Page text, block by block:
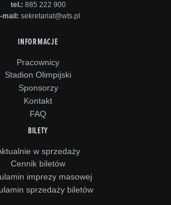
tel.: 885 222 900
mail: sekretariat@wts.pl
INFORMACJE
Pracownicy
Stadion Olimpijski
Sponsorzy
Kontakt
FAQ
BILETY
w sprzedaży
Cennik biletów
imprezy masowej
sprzedaży biletów